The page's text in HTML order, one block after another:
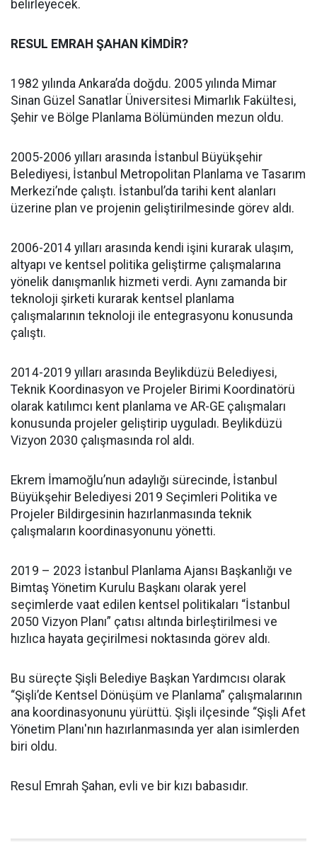
belirleyecek.
RESUL EMRAH ŞAHAN KİMDİR?
1982 yılında Ankara’da doğdu. 2005 yılında Mimar
Sinan Güzel Sanatlar Üniversitesi Mimarlık Fakültesi,
Şehir ve Bölge Planlama Bölümünden mezun oldu.
2005-2006 yılları arasında İstanbul Büyükşehir
Belediyesi, İstanbul Metropolitan Planlama ve Tasarım
Merkezi’nde çalıştı. İstanbul’da tarihi kent alanları
üzerine plan ve projenin geliştirilmesinde görev aldı.
2006-2014 yılları arasında kendi işini kurarak ulaşım,
altyapı ve kentsel politika geliştirme çalışmalarına
yönelik danışmanlık hizmeti verdi. Aynı zamanda bir
teknoloji şirketi kurarak kentsel planlama
çalışmalarının teknoloji ile entegrasyonu konusunda
çalıştı.
2014-2019 yılları arasında Beylikdüzü Belediyesi,
Teknik Koordinasyon ve Projeler Birimi Koordinatörü
olarak katılımcı kent planlama ve AR-GE çalışmaları
konusunda projeler geliştirip uyguladı. Beylikdüzü
Vizyon 2030 çalışmasında rol aldı.
Ekrem İmamoğlu’nun adaylığı sürecinde, İstanbul
Büyükşehir Belediyesi 2019 Seçimleri Politika ve
Projeler Bildirgesinin hazırlanmasında teknik
çalışmaların koordinasyonunu yönetti.
2019 – 2023 İstanbul Planlama Ajansı Başkanlığı ve
Bimtaş Yönetim Kurulu Başkanı olarak yerel
seçimlerde vaat edilen kentsel politikaları “İstanbul
2050 Vizyon Planı” çatısı altında birleştirilmesi ve
hızlıca hayata geçirilmesi noktasında görev aldı.
Bu süreçte Şişli Belediye Başkan Yardımcısı olarak
“Şişli’de Kentsel Dönüşüm ve Planlama” çalışmalarının
ana koordinasyonunu yürüttü. Şişli ilçesinde “Şişli Afet
Yönetim Planı'nın hazırlanmasında yer alan isimlerden
biri oldu.
Resul Emrah Şahan, evli ve bir kızı babasıdır.